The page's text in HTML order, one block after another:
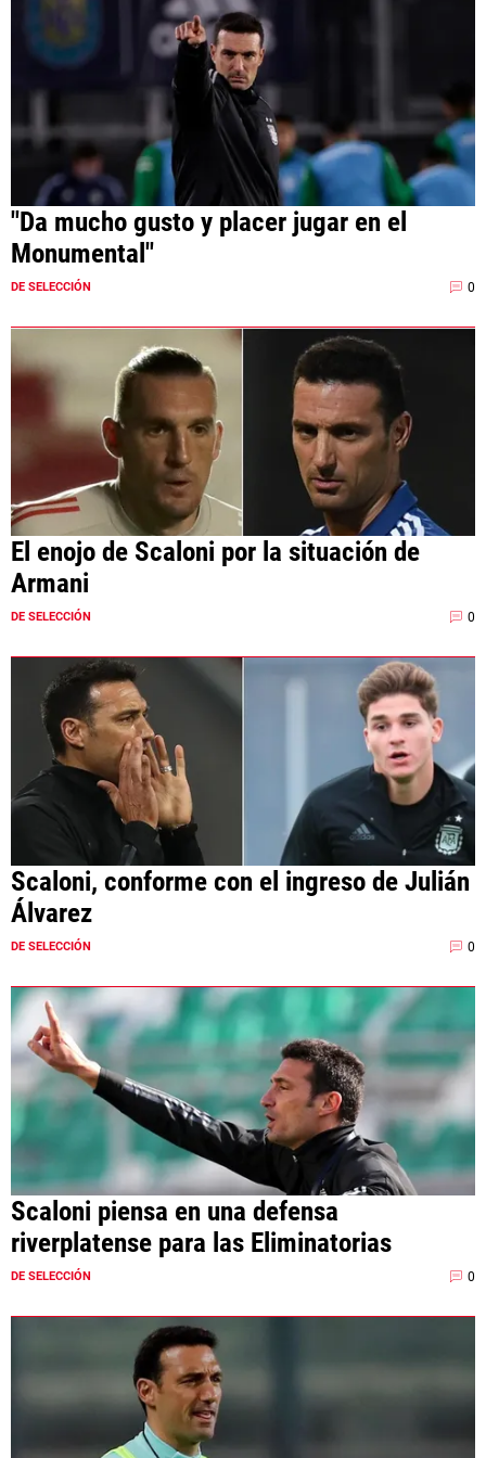
"Da mucho gusto y placer jugar en el
Monumental"
DE SELECCIÓN 0
El enojo de Scaloni por la situación de
Armani
DE SELECCIÓN 0
Scaloni, conforme con el ingreso de Julián
Álvarez
DE SELECCIÓN 0
Scaloni piensa en una defensa
riverplatense para las Eliminatorias
DE SELECCIÓN 0